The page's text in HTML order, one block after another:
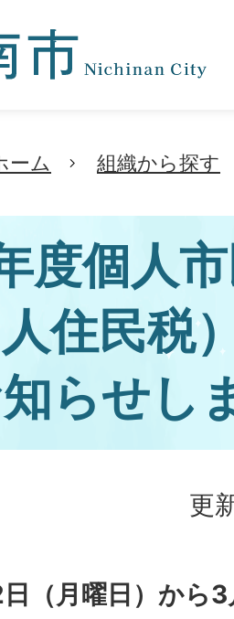
ーム 組織から探す
度個人
住民税
らせし
更
（月曜日）から